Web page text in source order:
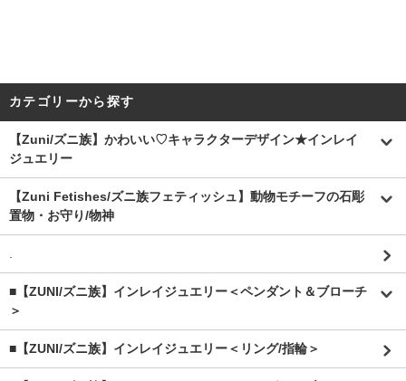
カテゴリーから探す
【Zuni/ズニ族】かわいい♡キャラクターデザイン★インレイ
ジュエリー
【Zuni Fetishes/ズニ族フェティッシュ】動物モチーフの石彫
置物・お守り/物神
.
■【ZUNI/ズニ族】インレイジュエリー＜ペンダント＆ブローチ
＞
■【ZUNI/ズニ族】インレイジュエリー＜リング/指輪＞